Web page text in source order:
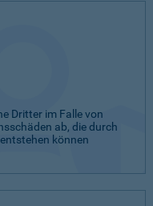
Dritter im Falle von
ab, die durch
können